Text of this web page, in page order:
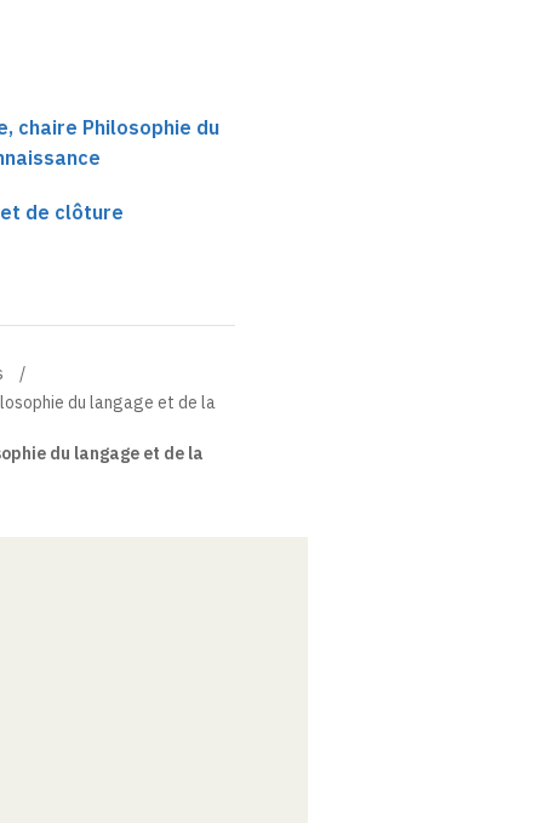
chaire Philosophie du
de clôture
du langage et de la
du langage et de la